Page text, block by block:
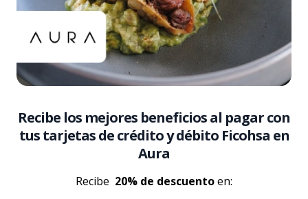
Recibe los mejores beneficios al pagar con
tus tarjetas de crédito y débito Ficohsa en
Aura
Recibe 20% de descuentoen: